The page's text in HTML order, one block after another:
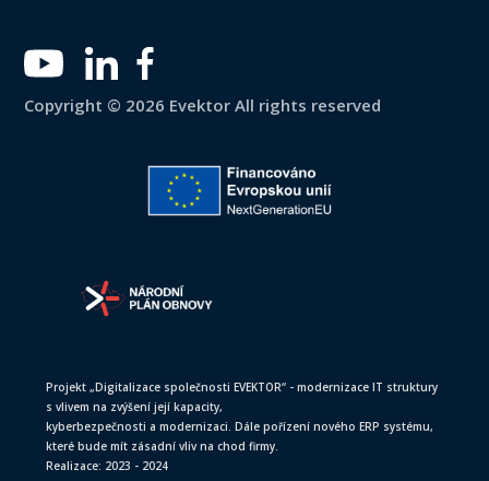
Copyright © 2026 Evektor All rights reserved
Projekt „Digitalizace společnosti EVEKTOR“ - modernizace IT struktury
s vlivem na zvýšení její kapacity,
kyberbezpečnosti a modernizaci. Dále pořízení nového ERP systému,
které bude mít zásadní vliv na chod firmy.
Realizace: 2023 - 2024